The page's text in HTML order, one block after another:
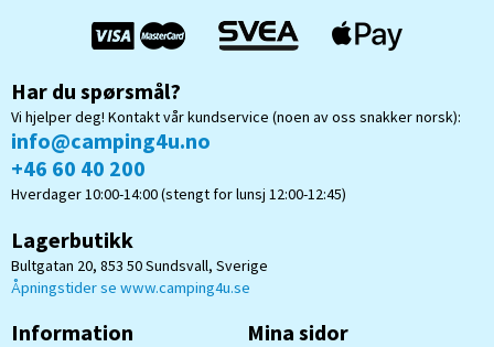
Har du spørsmål?
Vi hjelper deg! Kontakt vår kundservice (noen av oss snakker norsk):
info@camping4u.no
+46 60 40 200
Hverdager 10:00-14:00 (stengt for lunsj 12:00-12:45)
Lagerbutikk
Bultgatan 20, 853 50 Sundsvall, Sverige
Åpningstider se www.camping4u.se
Information Mina sidor